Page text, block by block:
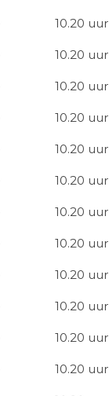
10.20 uur
10.20 uur
10.20 uur
10.20 uur
10.20 uur
10.20 uur
10.20 uur
10.20 uur
10.20 uur
10.20 uur
10.20 uur
10.20 uur